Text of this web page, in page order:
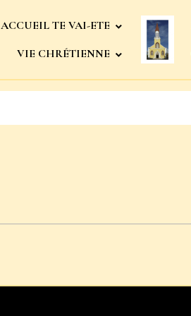
ACCUEIL TE VAI-ETE
VIE CHRÉTIENNE